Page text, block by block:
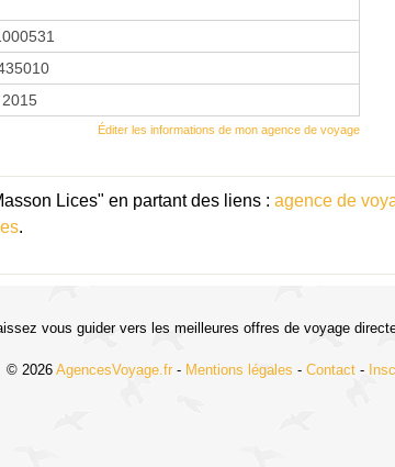
Éditer les informations de mon agence de voyage
Lices" en partant des liens : agence de
.
vous guider vers les meilleures offres de voyage
© 2026 AgencesVoyage.fr - Mentions légales - Contact-